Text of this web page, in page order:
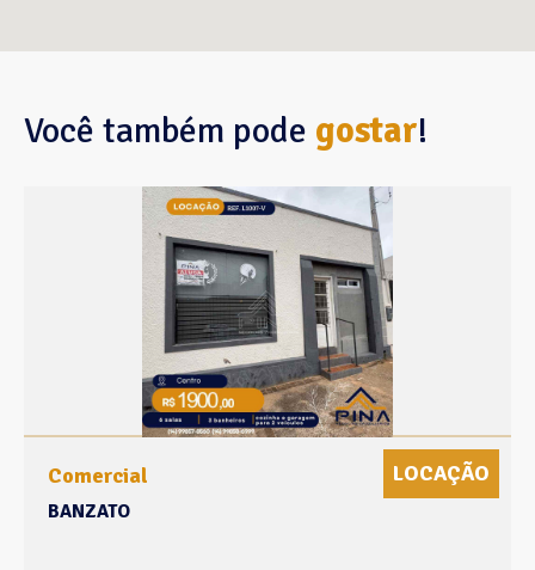
Você também pode gostar!
Comercial LOCAÇÃO
BANZATO